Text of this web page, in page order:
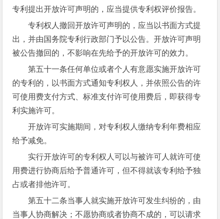
专利提出开放许可声明的，应当提供专利权评价报告。
专利权人撤回开放许可声明的，应当以书面方式提
出，并由国务院专利行政部门予以公告。开放许可声明
被公告撤回的，不影响在先给予的开放许可的效力。
第五十一条任何单位或者个人有意愿实施开放许可
的专利的，以书面方式通知专利权人，并依照公告的许
可使用费支付方式、标准支付许可使用费后，即获得专
利实施许可。
开放许可实施期间，对专利权人缴纳专利年费相应
给予减免。
实行开放许可的专利权人可以与被许可人就许可使
用费进行协商后给予普通许可，但不得就该专利给予独
占或者排他许可。
第五十二条当事人就实施开放许可发生纠纷的，由
当事人协商解决；不愿协商或者协商不成的，可以请求